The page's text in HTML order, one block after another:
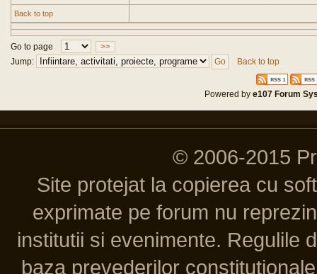
Back to top
Go to page
>>
Jump:
Back to top
Powered bye107 Forum
© 2006-2015
Site protejat la copierea cu
exprimate pe forum nu
institutii si evenimente. Regulile
baza prevederilor